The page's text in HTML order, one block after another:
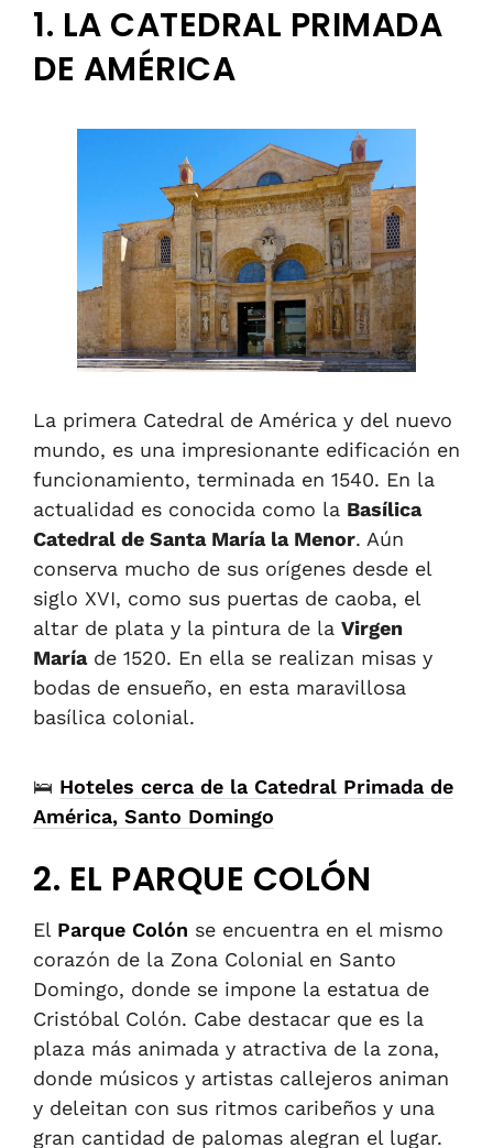
1. LA CATEDRAL PRIMADA
DE AMÉRICA
La primera Catedral de América y del nuevo
mundo, es una impresionante edificación en
funcionamiento, terminada en 1540. En la
actualidad es conocida como la Basílica
Catedral de Santa María la Menor. Aún
conserva mucho de sus orígenes desde el
siglo XVI, como sus puertas de caoba, el
altar de plata y la pintura de la Virgen
Maríade 1520. En ella se realizan misas y
bodas de ensueño, en esta maravillosa
basílica colonial.
🛌 Hoteles cerca de la Catedral Primada de
América, Santo Domingo
2. EL PARQUE COLÓN
El Parque Colón se encuentra en el mismo
corazón de la Zona Colonial en Santo
Domingo, donde se impone la estatua de
Cristóbal Colón. Cabe destacar que es la
plaza más animada y atractiva de la zona,
donde músicos y artistas callejeros animan
y deleitan con sus ritmos caribeños y una
gran cantidad de palomas alegran el lugar.